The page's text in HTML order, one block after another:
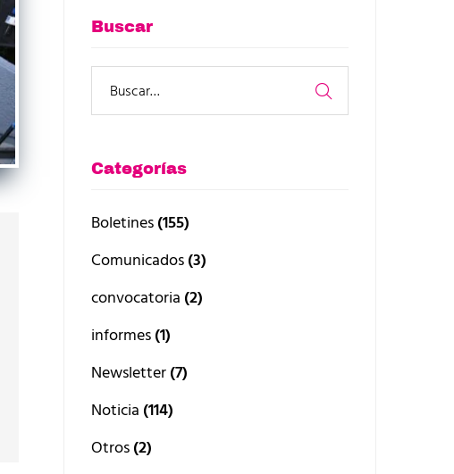
Buscar
Categorías
Boletines(155)
Comunicados(3)
convocatoria (2)
informes(1)
Newsletter(7)
Noticia (114)
Otros(2)